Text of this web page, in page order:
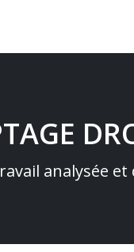
analysée